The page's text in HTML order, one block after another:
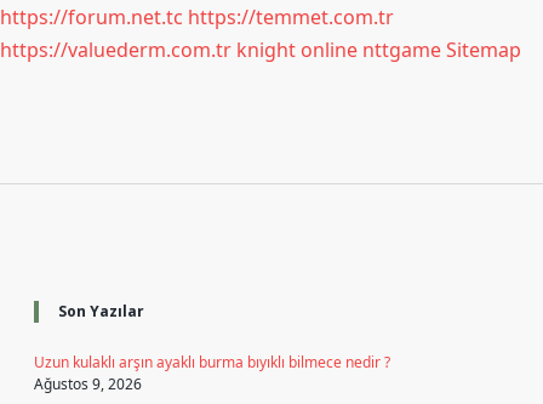
https://forum.net.tc https://temmet.com.tr
https://valuederm.com.tr knight online nttgameSitemap
Son Yazılar
Uzun kulaklı arşın ayaklı burma bıyıklı bilmece nedir ?
Ağustos 9, 2026